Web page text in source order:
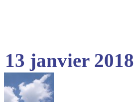
13 janvier 2018